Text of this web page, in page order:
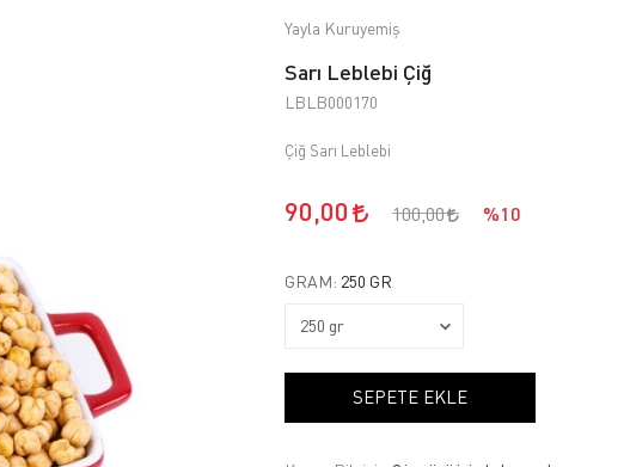
Yayla Kuruyemiş
Sarı Leblebi Çiğ
LBLB000170
Çiğ Sarı Leblebi
90,00 100,00 %10
GRAM: 250 GR
SEPETE EKLE